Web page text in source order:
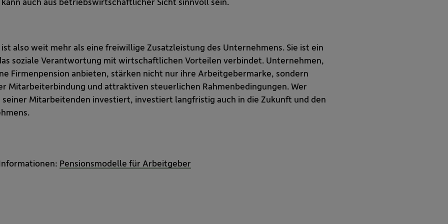
also weit mehr als eine freiwillige Zusatzleistung des Unternehmens. Sie ist ein
soziale Verantwortung mit wirtschaftlichen Vorteilen verbindet. Unternehmen,
Firmenpension anbieten, stärken nicht nur ihre Arbeitgebermarke, sondern
Mitarbeiterbindung und attraktiven steuerlichen Rahmenbedingungen. Wer
Mitarbeitenden investiert, investiert langfristig auch in die Zukunft und den
Pensionsmodelle für Arbeitgeber